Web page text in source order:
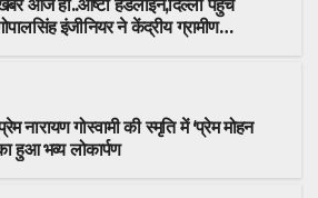
आज ही..आष्टा हैडलाइन,दिल्ली पहुचे
इंजीनियर ने केंद्रीय ग्रामीण
में जोड़ने की मांग का सौपा मांग पत्र,किया
नारायण गोस्वामी की स्मृति में ‘प्रेम मोहन
हुआ भव्य लोकार्पण